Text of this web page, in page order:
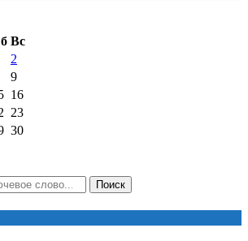
Вс
2
9
16
23
30
Поиск